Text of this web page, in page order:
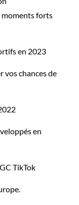
forts
en 2023
vos chances de
en
TikTok